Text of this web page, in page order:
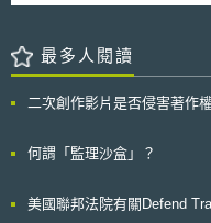
能導致台商不可回復的重大損
陸不可忽視智財風險 台灣科技大廠聯電在2014年10月宣布決定設立台
資在中國大陸第一個12吋晶圓
的疑慮也出現在傳統產業，台
台灣啤酒配方與製程技術可能
襲，各種各樣智慧財產權侵害
最多人閱讀
二次創作影片是否侵害著作
何謂「監理沙盒」？
美國聯邦法院有關Defend